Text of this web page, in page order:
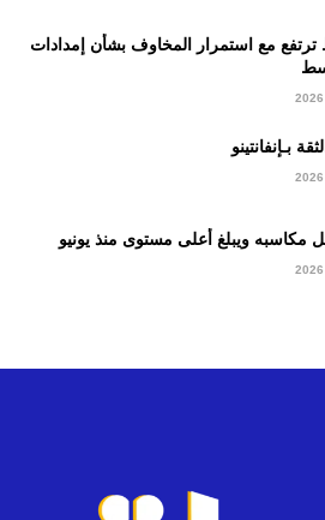
ترتفع مع استمرار المخاوف بشأن إمدادات
بـإنفانتينو
مكاسبه ويبلغ أعلى مستوى منذ يونيو